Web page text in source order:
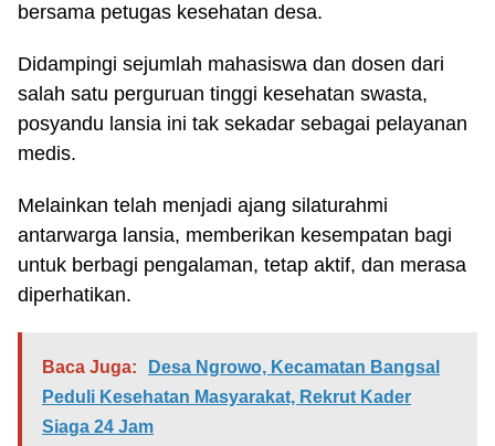
bersama petugas kesehatan desa.
Didampingi sejumlah mahasiswa dan dosen dari
salah satu perguruan tinggi kesehatan swasta,
posyandu lansia ini tak sekadar sebagai pelayanan
medis.
Melainkan telah menjadi ajang silaturahmi
antarwarga lansia, memberikan kesempatan bagi
untuk berbagi pengalaman, tetap aktif, dan merasa
diperhatikan.
Baca Juga:
Desa Ngrowo, Kecamatan Bangsal
Peduli Kesehatan Masyarakat, Rekrut Kader
Siaga 24 Jam